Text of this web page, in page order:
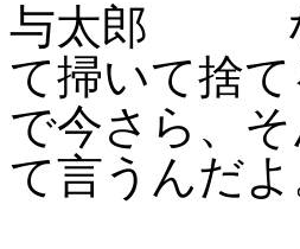
与太郎 な
て掃いて捨
で今さら、
て言うんだよ